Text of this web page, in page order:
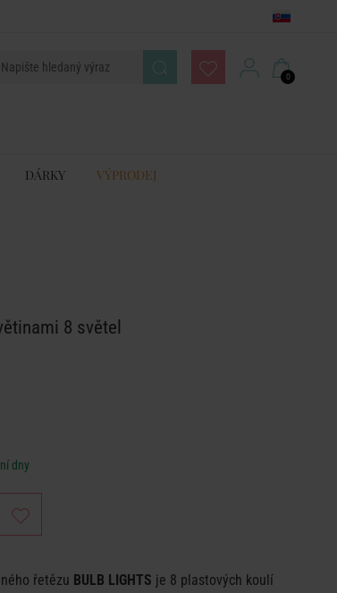
0
DÁRKY VÝPRODEJ
8 světel
dny
řetězu BULB LIGHTS je 8 plastových koulí